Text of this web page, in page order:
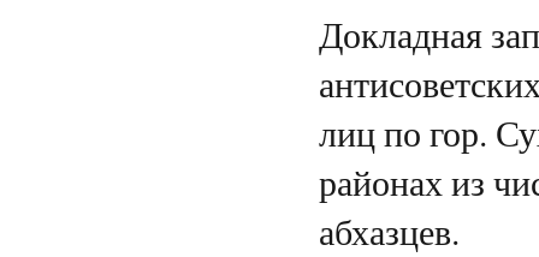
Докладная
лиц по гор.
районах из
абхазцев.